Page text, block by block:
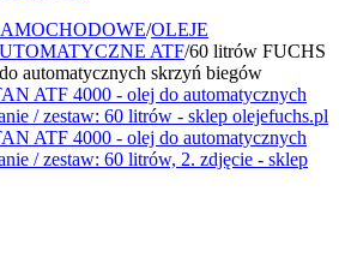
/OLEJE
ATF/60 litrów FUCHS
automatycznych skrzyń biegów